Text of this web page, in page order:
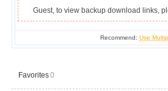
Guest, to view backup download links,
Recommend:Use
Favorites0